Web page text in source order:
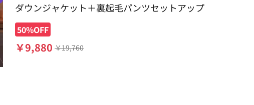
ダウンジャケット＋裏起毛パンツセットアップ
50%OFF
￥9,880 ￥19,760